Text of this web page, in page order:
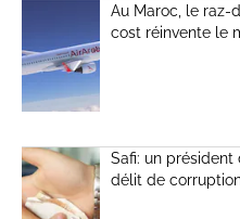
Au Maroc, le raz-
cost réinvente le
Safi: un
délit de